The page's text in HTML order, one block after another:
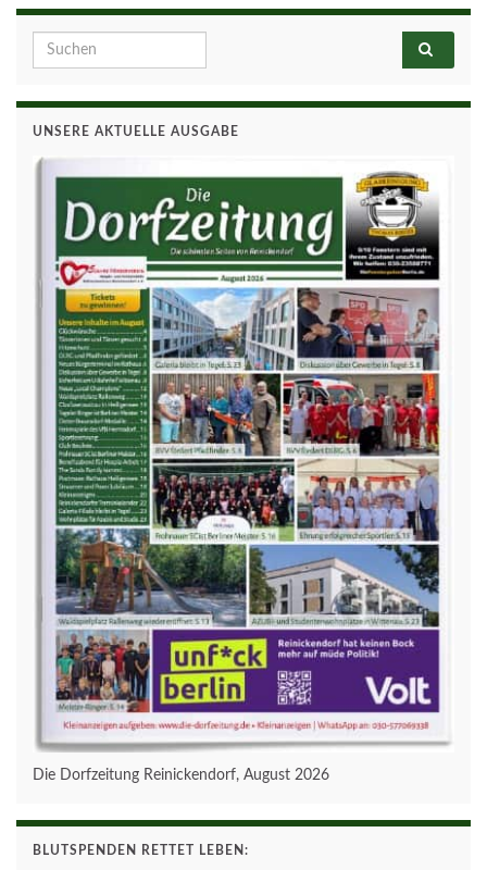
Search for:
UNSERE AKTUELLE AUSGABE
Die Dorfzeitung Reinickendorf, August 2026
BLUTSPENDEN RETTET LEBEN: